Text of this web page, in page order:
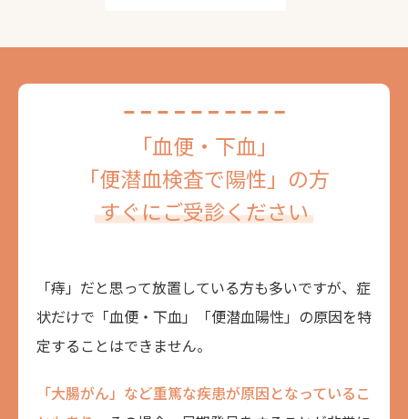
「血便・下血」
「便潜血検査で陽性」の方
すぐにご受診ください
「痔」だと思って放置している方も多いですが、症
状だけで「血便・下血」「便潜血陽性」の原因を特
定することはできません。
「大腸がん」など重篤な疾患が原因となっているこ